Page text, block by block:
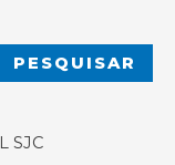
PESQUISAR
SJC